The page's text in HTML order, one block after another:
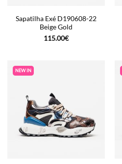
Sapatilha Exé D190608-22
Beige Gold
115.00€
NEW IN